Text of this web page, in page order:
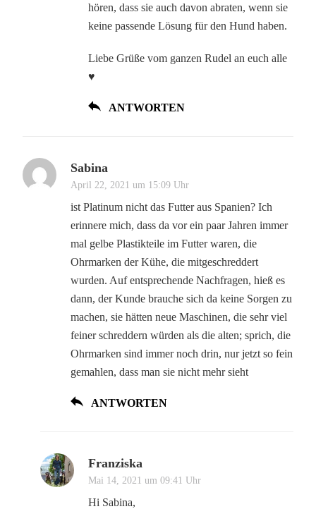
hören, dass sie auch davon abraten, wenn sie
keine passende Lösung für den Hund haben.
Liebe Grüße vom ganzen Rudel an euch alle
♥
ANTWORTEN
Sabina
April 22, 2021 um 15:09 Uhr
ist Platinum nicht das Futter aus Spanien? Ich
erinnere mich, dass da vor ein paar Jahren immer
mal gelbe Plastikteile im Futter waren, die
Ohrmarken der Kühe, die mitgeschreddert
wurden. Auf entsprechende Nachfragen, hieß es
dann, der Kunde brauche sich da keine Sorgen zu
machen, sie hätten neue Maschinen, die sehr viel
feiner schreddern würden als die alten; sprich, die
Ohrmarken sind immer noch drin, nur jetzt so fein
gemahlen, dass man sie nicht mehr sieht
ANTWORTEN
Franziska
Mai 14, 2021 um 09:41 Uhr
Hi Sabina,